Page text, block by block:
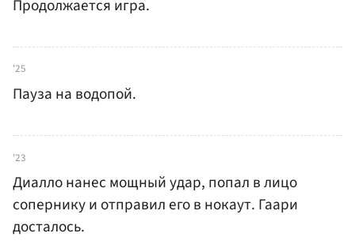
Продолжается игра.
'25
Пауза на водопой.
'23
Диалло нанес мощный удар, попал в лицо
сопернику и отправил его в нокаут. Гаари
досталось.